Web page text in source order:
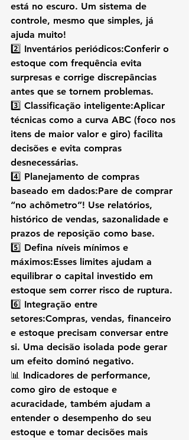
está no escuro. Um sistema de
controle, mesmo que simples, já
ajuda muito!
2️⃣ Inventários periódicos:Conferir o
estoque com frequência evita
surpresas e corrige discrepâncias
antes que se tornem problemas.
3️⃣ Classificação inteligente:Aplicar
técnicas como a curva ABC (foco nos
itens de maior valor e giro) facilita
decisões e evita compras
desnecessárias.
4️⃣ Planejamento de compras
baseado em dados:Pare de comprar
“no achômetro”! Use relatórios,
histórico de vendas, sazonalidade e
prazos de reposição como base.
5️⃣ Defina níveis mínimos e
máximos:Esses limites ajudam a
equilibrar o capital investido em
estoque sem correr risco de ruptura.
6️⃣ Integração entre
setores:Compras, vendas, financeiro
e estoque precisam conversar entre
si. Uma decisão isolada pode gerar
um efeito dominó negativo.
📊 Indicadores de performance,
como giro de estoque e
acuracidade, também ajudam a
entender o desempenho do seu
estoque e tomar decisões mais